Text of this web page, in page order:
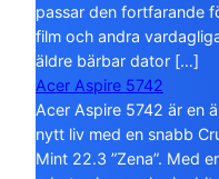
passar den fortfarande
film och andra
äldre bärbar dator […]
Acer Aspire 5742
Acer Aspire 5742 är en
nytt liv med en snabb
Mint 22.3 ”Zena”. Med